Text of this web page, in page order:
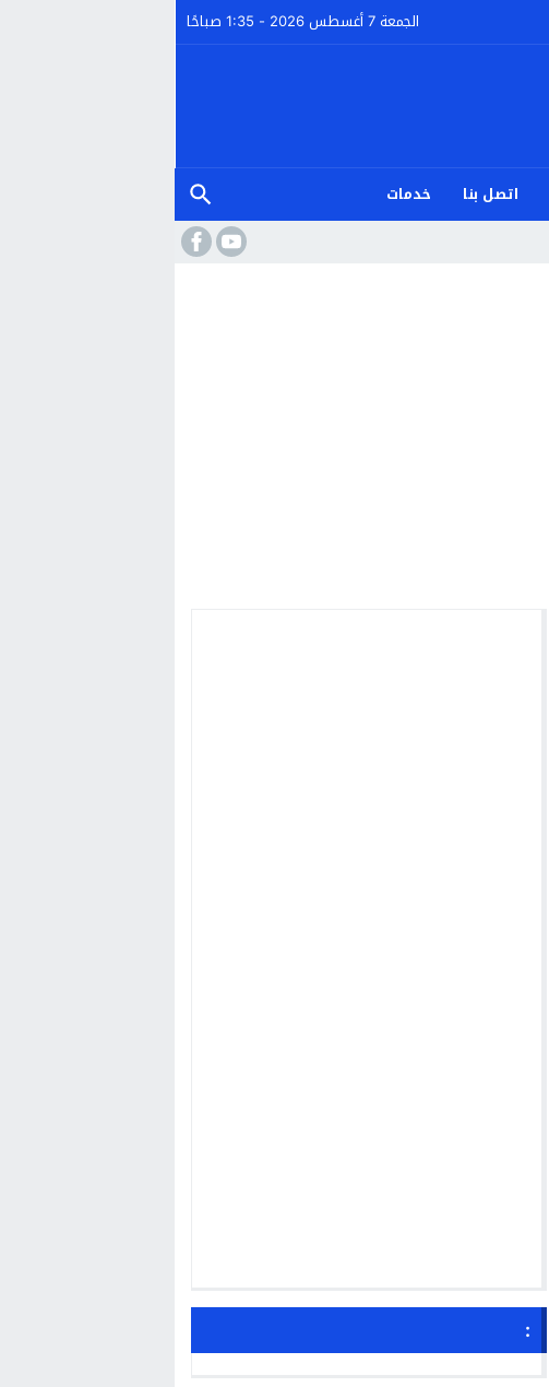
الجمعة 7 أغسطس 2026 - 1:35 صباحًا
اتصل بنا
خدمات
: